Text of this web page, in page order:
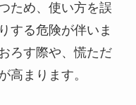
ため、使い方を誤
する危険が伴いま
ろす際や、慌ただ
高まります。